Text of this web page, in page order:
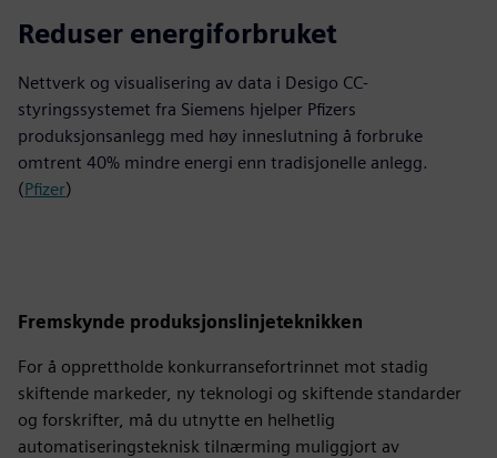
40%
Reduser energiforbruket
Nettverk og visualisering av data i Desigo CC-
styringssystemet fra Siemens hjelper Pfizers
produksjonsanlegg med høy inneslutning å forbruke
omtrent 40% mindre energi enn tradisjonelle anlegg.
(Pfizer)
Fremskynde produksjonslinjeteknikken
For å opprettholde konkurransefortrinnet mot stadig
skiftende markeder, ny teknologi og skiftende standarder
og forskrifter, må du utnytte en helhetlig
automatiseringsteknisk tilnærming muliggjort av